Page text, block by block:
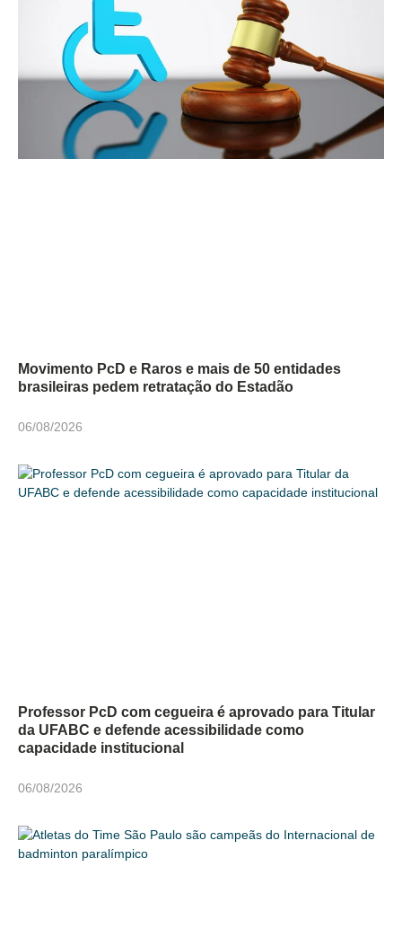
Movimento PcD e Raros e mais de 50 entidades
brasileiras pedem retratação do Estadão
06/08/2026
Professor PcD com cegueira é aprovado para Titular
da UFABC e defende acessibilidade como
capacidade institucional
06/08/2026